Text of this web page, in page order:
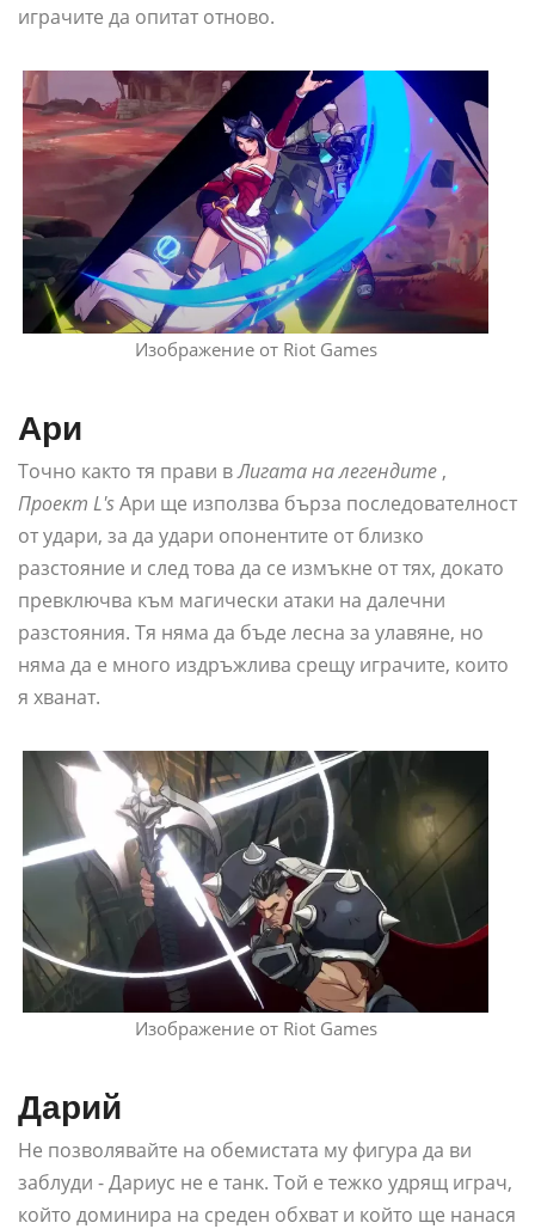
играчите да опитат отново.
Изображение от Riot Games
Ари
Точно както тя прави вЛигата на легендите ,
Проект L'sАри ще използва бърза последователност
от удари, за да удари опонентите от близко
разстояние и след това да се измъкне от тях, докато
превключва към магически атаки на далечни
разстояния. Тя няма да бъде лесна за улавяне, но
няма да е много издръжлива срещу играчите, които
я хванат.
Изображение от Riot Games
Дарий
Не позволявайте на обемистата му фигура да ви
заблуди - Дариус не е танк. Той е тежко удрящ играч,
който доминира на среден обхват и който ще нанася